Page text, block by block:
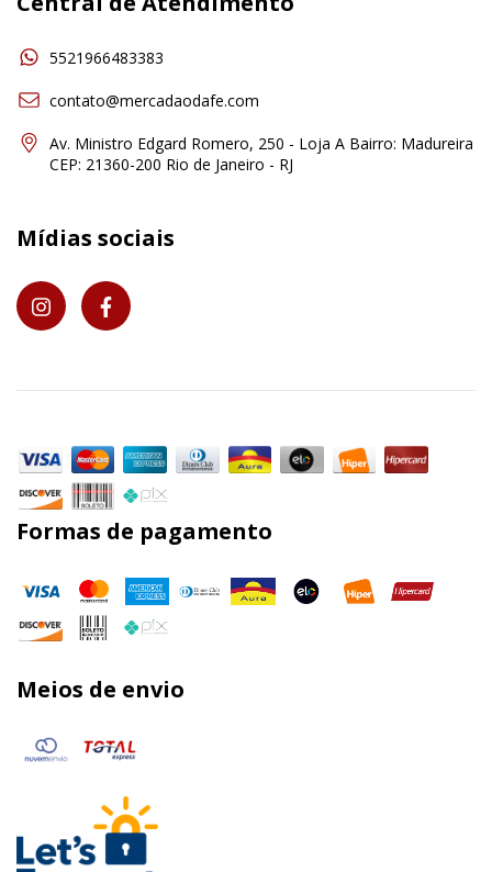
5521966483383
contato@mercadaodafe.com
Av. Ministro Edgard Romero, 250 - Loja A Bairro: Madureira
CEP: 21360-200 Rio de Janeiro - RJ
Mídias sociais
Formas de pagamento
Meios de envio